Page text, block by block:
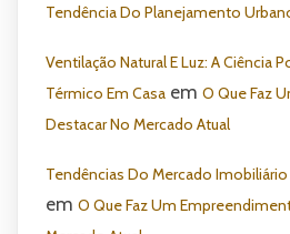
Tendência Do Planejamento
Ventilação Natural E Luz: A Ciência
Térmico Em Casa em O Que Faz
Destacar No Mercado Atual
Tendências Do Mercado
em O Que Faz Um